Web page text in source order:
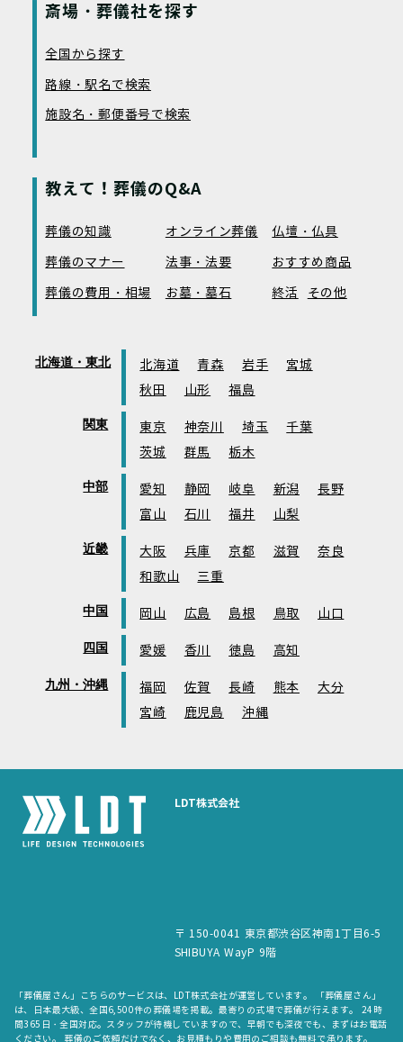
斎場・葬儀社を探す
全国から探す
路線・駅名で検索
施設名・郵便番号で検索
教えて！葬儀のQ&A
葬儀の知識 オンライン葬儀
仏壇・仏具
葬儀のマナー
法事・法要
おすすめ商品
葬儀の費用・相場
お墓・墓石 終活 その他
北海道・東北 北海道 青森 岩手
宮城
秋田
山形 福島
関東 東京 神奈川 埼玉
千葉
茨城
群馬 栃木
中部 愛知 静岡 岐阜 新潟
長野
富山
石川 福井 山梨
近畿 大阪 兵庫 京都 滋賀
奈良
和歌山
三重
中国 岡山 広島 島根 鳥取 山口
四国 愛媛 香川 徳島 高知
九州・沖縄 福岡 佐賀 長崎 熊本
大分
宮崎
鹿児島 沖縄
LDT株式会社
〒 150-0041 東京都渋谷区神南1丁目6-5
SHIBUYA WayP 9階
「葬儀屋さん」こちらのサービスは、LDT株式会社が運営しています。 「葬儀屋さん」
は、日本最大級、全国6,500件の葬儀場を掲載。最寄りの式場で葬儀が行えます。 24時
間365日・全国対応。スタッフが待機していますので、早朝でも深夜でも、まずはお電話
ください。 葬儀のご依頼だけでなく、お見積もりや費用のご相談も無料で承ります。